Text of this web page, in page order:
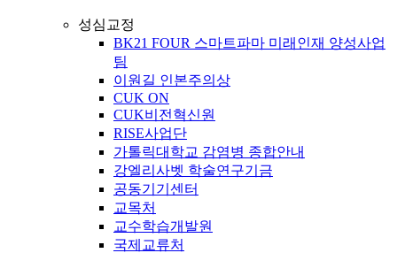
성심교정
BK21 FOUR 스마트파마 미래인재 양성사업
팀
이원길 인본주의상
CUK ON
CUK비전혁신원
RISE사업단
가톨릭대학교 감염병 종합안내
강엘리사벳 학술연구기금
공동기기센터
교목처
교수학습개발원
국제교류처